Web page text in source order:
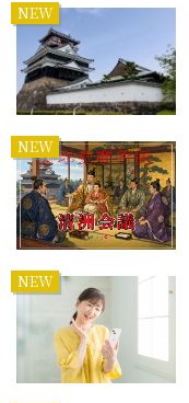
NEW
NEW
NEW